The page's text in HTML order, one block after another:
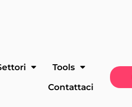
Tools
Contattaci